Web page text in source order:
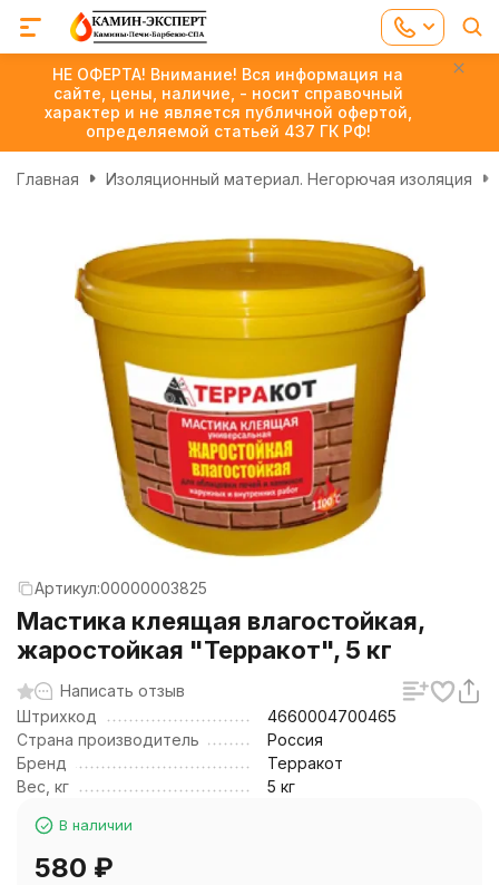
НЕ ОФЕРТА! Внимание! Вся информация на
сайте, цены, наличие, - носит справочный
характер и не является публичной офертой,
определяемой статьей 437 ГК РФ!
Главная Изоляционный материал. Негорючая изоляция
Артикул:00000003825
Мастика клеящая влагостойкая,
жаростойкая "Терракот", 5 кг
Написать отзыв
Штрихкод
4660004700465
Страна производитель
Россия
Бренд
Терракот
Вес, кг
5 кг
В наличии
580 ₽